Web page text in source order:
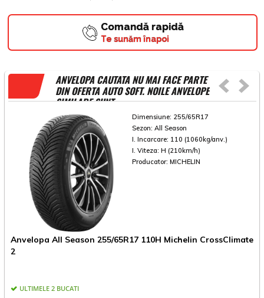
Comandă rapidă
Te sunăm înapoi
ANVELOPA CAUTATA NU MAI FACE PARTE
DIN OFERTA AUTO SOFT. NOILE ANVELOPE
SIMILARE SUNT
Dimensiune: 255/65R17
Sezon: All Season
I. Incarcare: 110 (1060kg/anv.)
I. Viteza: H (210km/h)
Producator: MICHELIN
Anvelopa All Season 255/65R17 110H Michelin CrossClimate
2
ULTIMELE 2 BUCATI